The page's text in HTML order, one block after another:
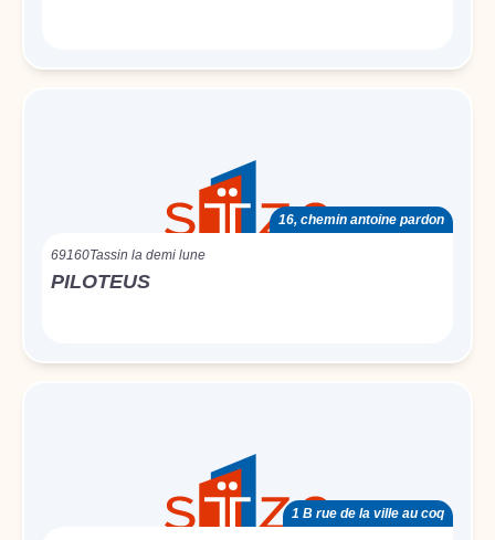
16, chemin antoine pardon
69160Tassin la demi lune
PILOTEUS
1 B rue de la ville au coq